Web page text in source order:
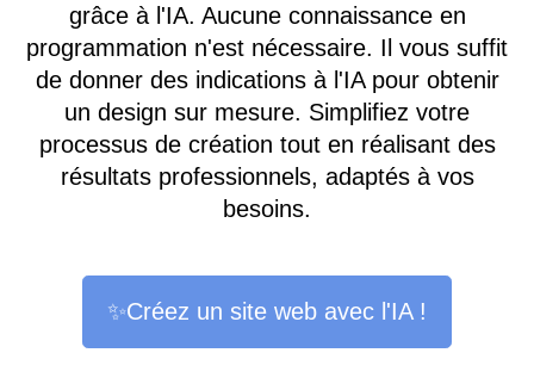
grâce à l'IA. Aucune connaissance en
programmation n'est nécessaire. Il vous suffit
de donner des indications à l'IA pour obtenir
un design sur mesure. Simplifiez votre
processus de création tout en réalisant des
résultats professionnels, adaptés à vos
besoins.
✨Créez un site web avec l'IA !